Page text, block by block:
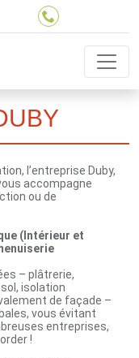
l’entreprise Duby,
accompagne
ou de
(Intérieur et
– plâtrerie,
isolation
de façade –
vous évitant
entreprises,
!